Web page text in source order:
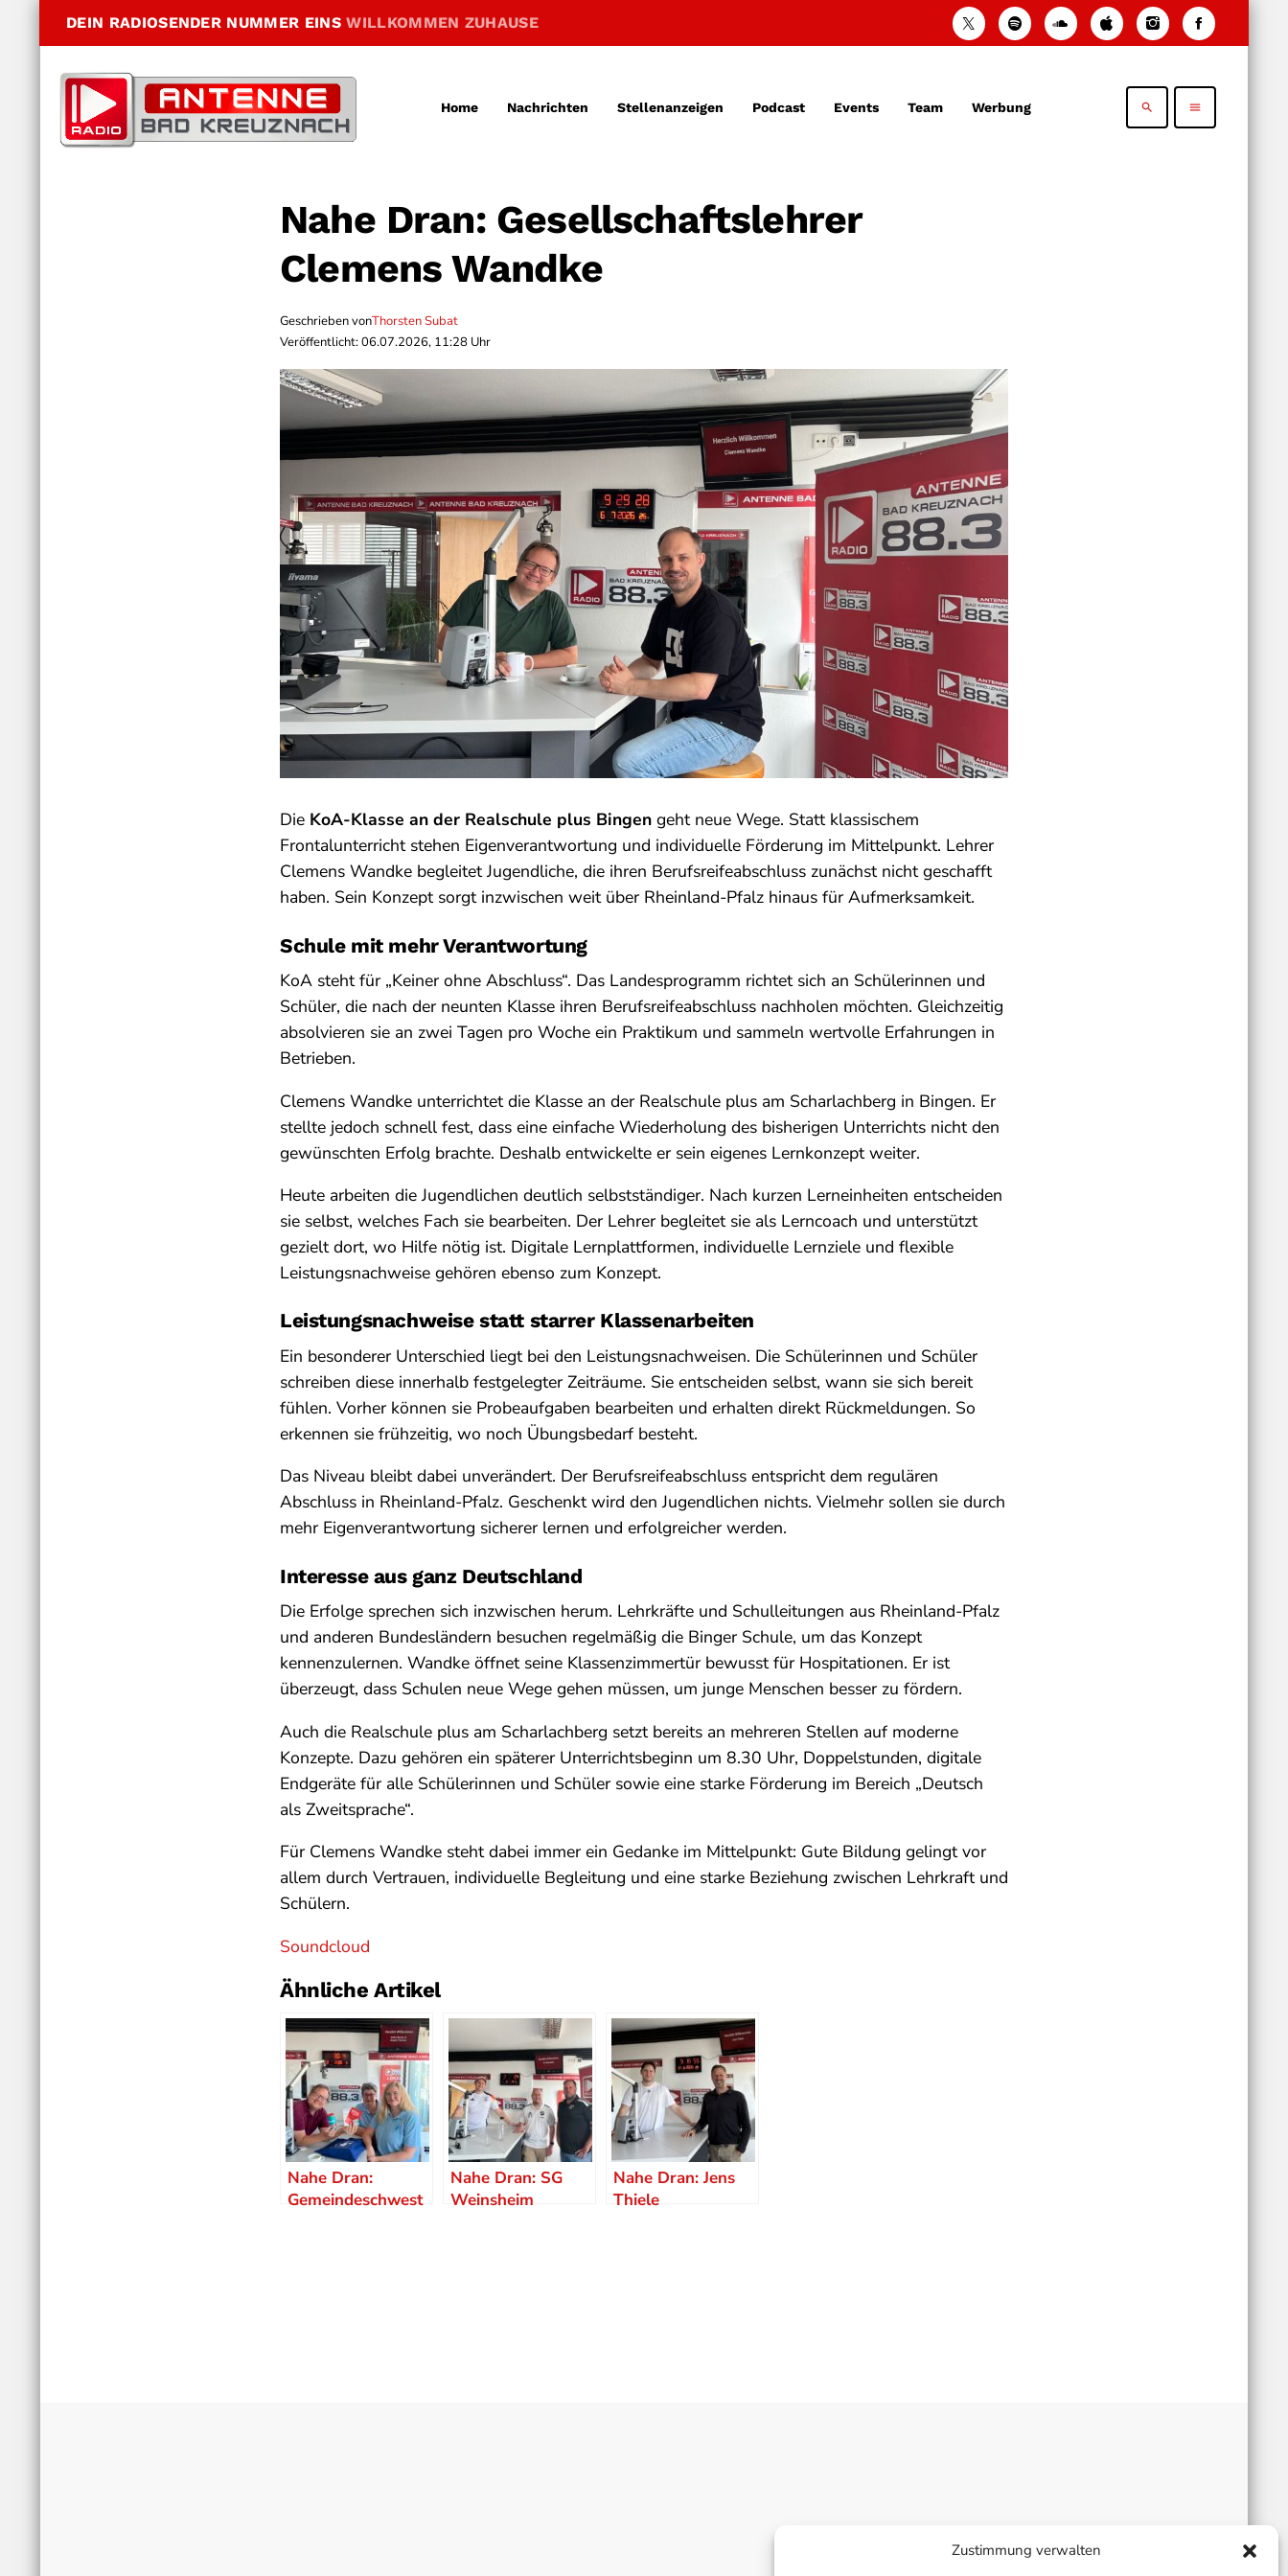
Zustimmung verwalten
DEIN RADIOSENDER NUMMER EINSWILLKOMMEN ZUHAUSE
Home Nachrichten Stellenanzeigen Podcast Events Team Werbung search menu
Nahe Dran: Gesellschaftslehrer
Clemens Wandke
Geschrieben vonThorsten Subat
Veröffentlicht: 06.07.2026, 11:28 Uhr
Die KoA-Klasse an der Realschule plus Bingen geht neue Wege. Statt klassischem
Frontalunterricht stehen Eigenverantwortung und individuelle Förderung im Mittelpunkt. Lehrer
Clemens Wandke begleitet Jugendliche, die ihren Berufsreifeabschluss zunächst nicht geschafft
haben. Sein Konzept sorgt inzwischen weit über Rheinland-Pfalz hinaus für Aufmerksamkeit.
Schule mit mehr Verantwortung
KoA steht für „Keiner ohne Abschluss“. Das Landesprogramm richtet sich an Schülerinnen und
Schüler, die nach der neunten Klasse ihren Berufsreifeabschluss nachholen möchten. Gleichzeitig
absolvieren sie an zwei Tagen pro Woche ein Praktikum und sammeln wertvolle Erfahrungen in
Betrieben.
Clemens Wandke unterrichtet die Klasse an der Realschule plus am Scharlachberg in Bingen. Er
stellte jedoch schnell fest, dass eine einfache Wiederholung des bisherigen Unterrichts nicht den
gewünschten Erfolg brachte. Deshalb entwickelte er sein eigenes Lernkonzept weiter.
Heute arbeiten die Jugendlichen deutlich selbstständiger. Nach kurzen Lerneinheiten entscheiden
sie selbst, welches Fach sie bearbeiten. Der Lehrer begleitet sie als Lerncoach und unterstützt
gezielt dort, wo Hilfe nötig ist. Digitale Lernplattformen, individuelle Lernziele und flexible
Leistungsnachweise gehören ebenso zum Konzept.
Leistungsnachweise statt starrer Klassenarbeiten
Ein besonderer Unterschied liegt bei den Leistungsnachweisen. Die Schülerinnen und Schüler
schreiben diese innerhalb festgelegter Zeiträume. Sie entscheiden selbst, wann sie sich bereit
fühlen. Vorher können sie Probeaufgaben bearbeiten und erhalten direkt Rückmeldungen. So
erkennen sie frühzeitig, wo noch Übungsbedarf besteht.
Das Niveau bleibt dabei unverändert. Der Berufsreifeabschluss entspricht dem regulären
Abschluss in Rheinland-Pfalz. Geschenkt wird den Jugendlichen nichts. Vielmehr sollen sie durch
mehr Eigenverantwortung sicherer lernen und erfolgreicher werden.
Interesse aus ganz Deutschland
Die Erfolge sprechen sich inzwischen herum. Lehrkräfte und Schulleitungen aus Rheinland-Pfalz
und anderen Bundesländern besuchen regelmäßig die Binger Schule, um das Konzept
kennenzulernen. Wandke öffnet seine Klassenzimmertür bewusst für Hospitationen. Er ist
überzeugt, dass Schulen neue Wege gehen müssen, um junge Menschen besser zu fördern.
Auch die Realschule plus am Scharlachberg setzt bereits an mehreren Stellen auf moderne
Konzepte. Dazu gehören ein späterer Unterrichtsbeginn um 8.30 Uhr, Doppelstunden, digitale
Endgeräte für alle Schülerinnen und Schüler sowie eine starke Förderung im Bereich „Deutsch
als Zweitsprache“.
Für Clemens Wandke steht dabei immer ein Gedanke im Mittelpunkt: Gute Bildung gelingt vor
allem durch Vertrauen, individuelle Begleitung und eine starke Beziehung zwischen Lehrkraft und
Schülern.
Soundcloud
Ähnliche Artikel
Nahe Dran:
Gemeindeschwest
Nahe Dran: SG
Weinsheim
Nahe Dran: Jens
Thiele